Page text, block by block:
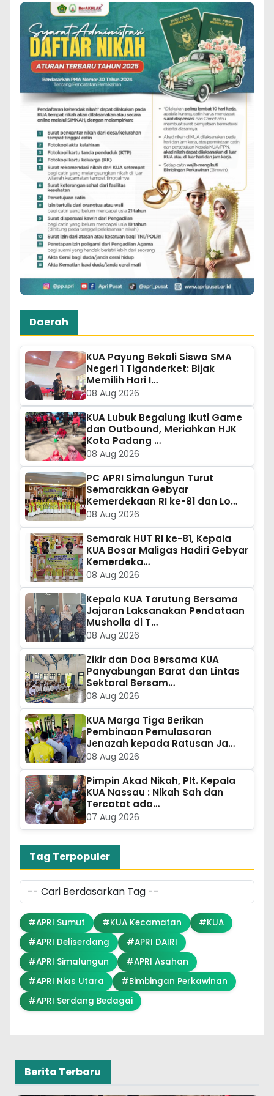
Daerah
KUA Payung Bekali Siswa SMA
Negeri 1 Tiganderket: Bijak
Memilih Hari I…
08 Aug 2026
KUA Lubuk Begalung Ikuti Game
dan Outbound, Meriahkan HJK
Kota Padang …
08 Aug 2026
PC APRI Simalungun Turut
Semarakkan Gebyar
Kemerdekaan RI ke-81 dan Lo…
08 Aug 2026
Semarak HUT RI ke-81, Kepala
KUA Bosar Maligas Hadiri Gebyar
Kemerdeka…
08 Aug 2026
Kepala KUA Tarutung Bersama
Jajaran Laksanakan Pendataan
Musholla di T…
08 Aug 2026
Zikir dan Doa Bersama KUA
Panyabungan Barat dan Lintas
Sektoral Bersam…
08 Aug 2026
KUA Marga Tiga Berikan
Pembinaan Pemulasaran
Jenazah kepada Ratusan Ja…
08 Aug 2026
Pimpin Akad Nikah, Plt. Kepala
KUA Nassau : Nikah Sah dan
Tercatat ada…
07 Aug 2026
Tag Terpopuler
#APRI Sumut #KUA Kecamatan
#KUA
#APRI Deliserdang
#APRI DAIRI
#APRI Simalungun
#APRI Asahan
#APRI Nias Utara
#Bimbingan Perkawinan
#APRI Serdang Bedagai
Berita Terbaru